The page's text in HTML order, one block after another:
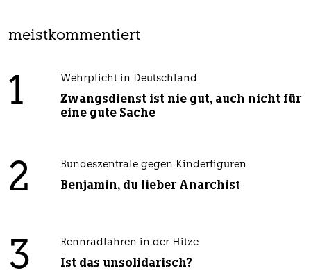
meistkommentiert
1 Wehrplicht in Deutschland
Zwangsdienst ist nie gut, auch nicht für
eine gute Sache
2 Bundeszentrale gegen Kinderfiguren
Benjamin, du lieber Anarchist
3 Rennradfahren in der Hitze
Ist das unsolidarisch?